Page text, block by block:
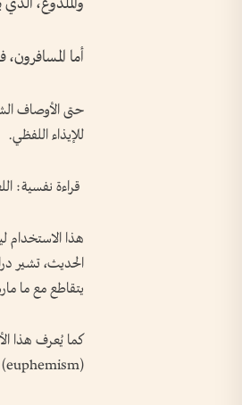
أما
حتى الأوصاف
للإيذاء اللفظي.
قراءة نفسية:
هذا الاستخدام
الحديث، تشير
يتقاطع مع ما
كما يُعرف هذا
(euphemism) في اللغات الحديثة، حيث تُستخدم كلمات أخف لتقليل وقع المعاني القاسية.